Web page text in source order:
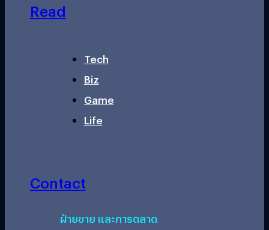
Read
Tech
Biz
Game
Life
Contact
ฝ่ายขาย และการตลาด